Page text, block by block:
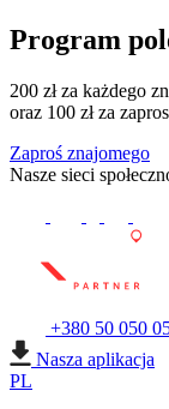
Program
200 zł za każdego
oraz 100 zł za
Zaproś znajomego
Nasze sieci
+380 50 050
Nasza aplikacja
PL